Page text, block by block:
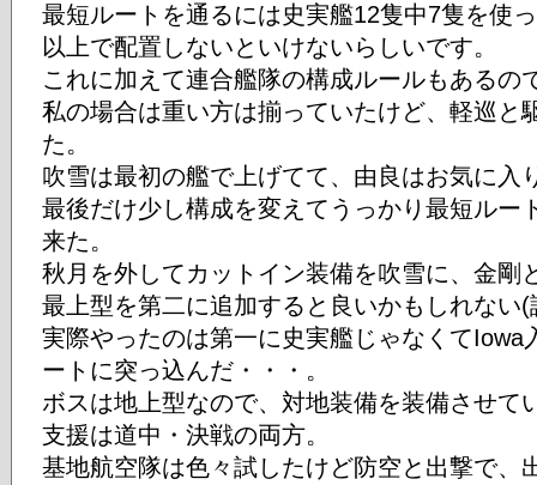
最短ルートを通るには史実艦12隻中7隻を使
以上で配置しないといけないらしいです。
これに加えて連合艦隊の構成ルールもあるの
私の場合は重い方は揃っていたけど、軽巡と
た。
吹雪は最初の艦で上げてて、由良はお気に入
最後だけ少し構成を変えてうっかり最短ルー
来た。
秋月を外してカットイン装備を吹雪に、金剛
最上型を第二に追加すると良いかもしれない
実際やったのは第一に史実艦じゃなくてIowa
ートに突っ込んだ・・・。
ボスは地上型なので、対地装備を装備させて
支援は道中・決戦の両方。
基地航空隊は色々試したけど防空と出撃で、